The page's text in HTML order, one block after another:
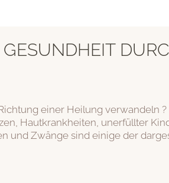
einer Heilung verwandeln ?
Hautkrankheiten, unerfüllter
und Zwänge sind einige der